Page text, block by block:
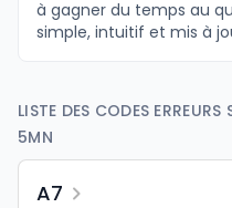
à gagner du temps au
simple, intuitif et mis à
LISTE DES CODES
5MN
A7